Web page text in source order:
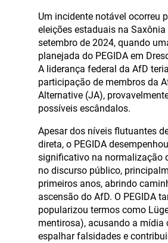
Um incidente notável ocorreu
eleições estaduais na Saxônia
setembro de 2024, quando
planejada do PEGIDA em
A liderança federal da AfD
participação de membros da
Alternative (JA),
possíveis escândalos.
Apesar dos níveis flutuantes
direta, o PEGIDA
significativo na normalização
no discurso público,
primeiros anos, abrindo
ascensão do AfD. O PEGIDA
popularizou termos como
mentirosa), acusando a mídia
espalhar falsidades e